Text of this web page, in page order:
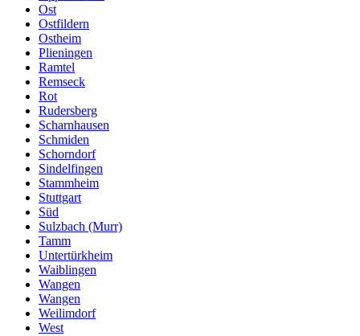
Ost
Ostfildern
Ostheim
Plieningen
Ramtel
Remseck
Rot
Rudersberg
Scharnhausen
Schmiden
Schorndorf
Sindelfingen
Stammheim
Stuttgart
Süd
Sulzbach (Murr)
Tamm
Untertürkheim
Waiblingen
Wangen
Wangen
Weilimdorf
West